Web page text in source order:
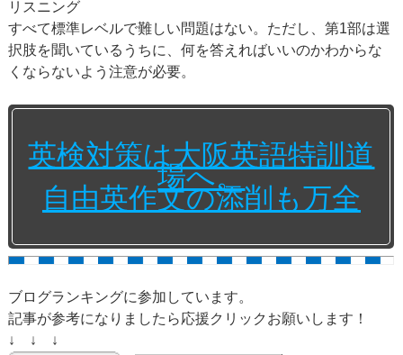
リスニング
すべて標準レベルで難しい問題はない。ただし、第1部は選
択肢を聞いているうちに、何を答えればいいのかわからな
くならないよう注意が必要。
英検対策は大阪英語特訓道
場へ。
自由英作文の添削も万全
ブログランキングに参加しています。
記事が参考になりましたら応援クリックお願いします！
↓ ↓ ↓